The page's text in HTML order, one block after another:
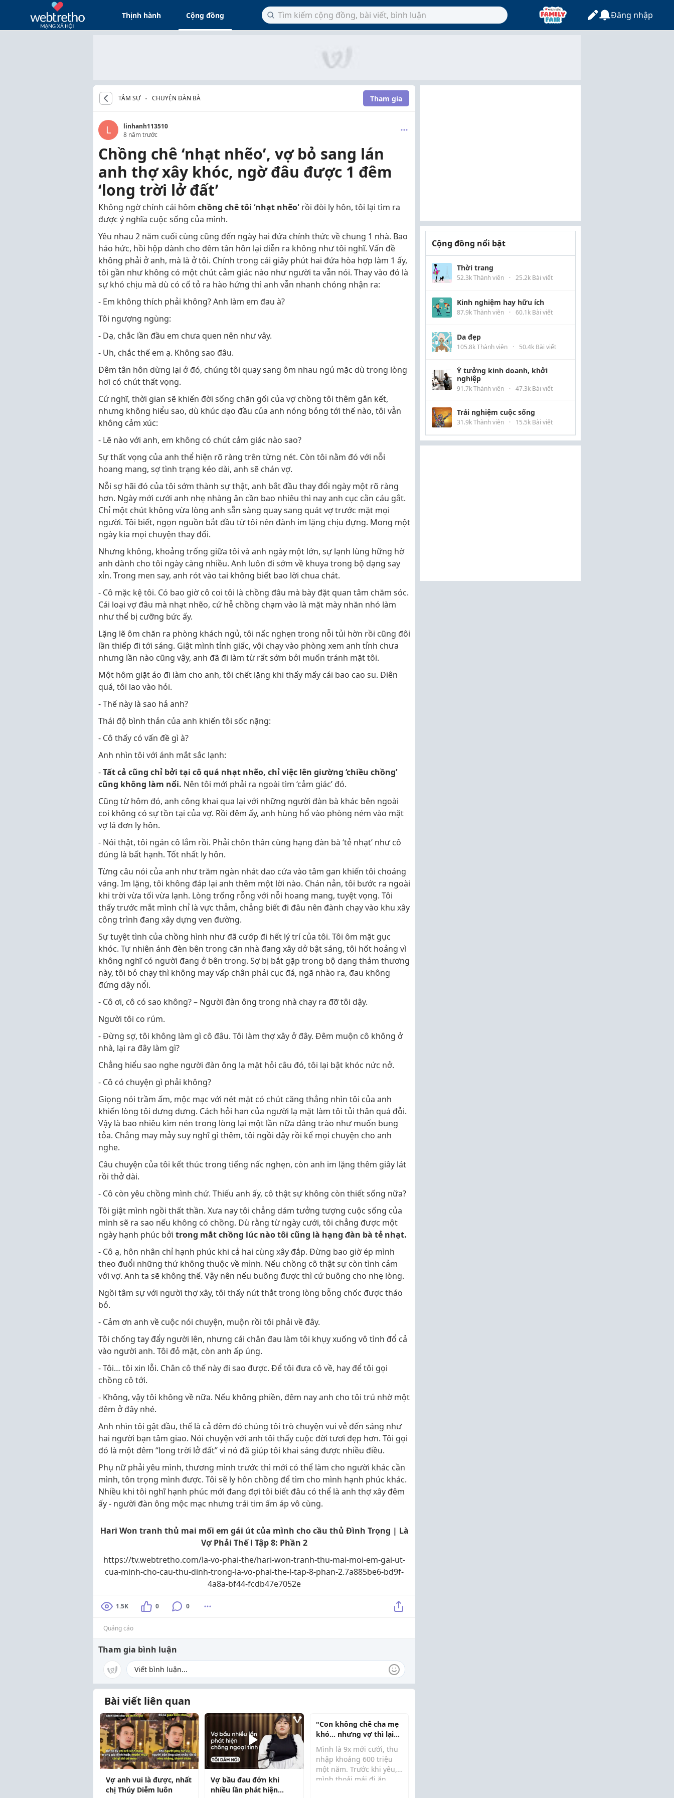
Thịnh hành Cộng đồng Đăng nhập
TÂM SỰ CHUYỆN ĐÀN BÀ Tham gia
L
linhanh113510
8 năm trước
Chồng chê ‘nhạt nhẽo’, vợ bỏ sang lán
anh thợ xây khóc, ngờ đâu được 1 đêm
‘long trời lở đất’
Không ngờ chính cái hôm chồng chê tôi ‘nhạt nhẽo' rồi đòi ly hôn, tôi lại tìm ra
được ý nghĩa cuộc sống của mình.
Yêu nhau 2 năm cuối cùng cũng đến ngày hai đứa chính thức về chung 1 nhà. Bao
háo hức, hồi hộp dành cho đêm tân hôn lại diễn ra không như tôi nghĩ. Vấn đề
không phải ở anh, mà là ở tôi. Chính trong cái giây phút hai đứa hòa hợp làm 1 ấy,
tôi gần như không có một chút cảm giác nào như người ta vẫn nói. Thay vào đó là
sự khó chịu mà dù có cố tỏ ra hào hứng thì anh vẫn nhanh chóng nhận ra:
- Em không thích phải không? Anh làm em đau à?
Tôi ngượng ngùng:
- Dạ, chắc lần đầu em chưa quen nên như vây.
- Uh, chắc thế em ạ. Không sao đâu.
Đêm tân hôn dừng lại ở đó, chúng tôi quay sang ôm nhau ngủ mặc dù trong lòng
hơi có chút thất vọng.
Cứ nghĩ, thời gian sẽ khiến đời sống chăn gối của vợ chồng tôi thêm gắn kết,
nhưng không hiểu sao, dù khúc dạo đầu của anh nóng bỏng tới thế nào, tôi vẫn
không cảm xúc:
- Lẽ nào với anh, em không có chút cảm giác nào sao?
Sự thất vọng của anh thể hiện rõ ràng trên từng nét. Còn tôi nằm đó với nỗi
hoang mang, sợ tình trạng kéo dài, anh sẽ chán vợ.
Nỗi sợ hãi đó của tôi sớm thành sự thật, anh bắt đầu thay đổi ngày một rõ ràng
hơn. Ngày mới cưới anh nhẹ nhàng ân cần bao nhiêu thì nay anh cục cằn cáu gắt.
Chỉ một chút không vừa lòng anh sẵn sàng quay sang quát vợ trước mặt mọi
người. Tôi biết, ngọn nguồn bắt đầu từ tôi nên đành im lặng chịu đựng. Mong một
ngày kia mọi chuyện thay đổi.
Nhưng không, khoảng trống giữa tôi và anh ngày một lớn, sự lạnh lùng hững hờ
anh dành cho tôi ngày càng nhiều. Anh luôn đi sớm về khuya trong bộ dạng say
xỉn. Trong men say, anh rót vào tai không biết bao lời chua chát.
- Cô mặc kệ tôi. Có bao giờ cô coi tôi là chồng đâu mà bày đặt quan tâm chăm sóc.
Cái loại vợ đâu mà nhạt nhẽo, cứ hễ chồng chạm vào là mặt mày nhăn nhó làm
như thể bị cưỡng bức ấy.
Lặng lẽ ôm chăn ra phòng khách ngủ, tôi nấc nghẹn trong nỗi tủi hờn rồi cũng đôi
lần thiếp đi tới sáng. Giật mình tỉnh giấc, vội chạy vào phòng xem anh tỉnh chưa
nhưng lần nào cũng vậy, anh đã đi làm từ rất sớm bởi muốn tránh mặt tôi.
Một hôm giặt áo đi làm cho anh, tôi chết lặng khi thấy mấy cái bao cao su. Điên
quá, tôi lao vào hỏi.
- Thế này là sao hả anh?
Thái độ bình thản của anh khiến tôi sốc nặng:
- Cô thấy có vấn đề gì à?
Anh nhìn tôi với ánh mắt sắc lạnh:
-Tất cả cũng chỉ bởi tại cô quá nhạt nhẽo, chỉ việc lên giường ‘chiều chồng’
cũng không làm nổi. Nên tôi mới phải ra ngoài tìm ‘cảm giác’ đó.
Cũng từ hôm đó, anh công khai qua lại với những người đàn bà khác bên ngoài
coi không có sự tồn tại của vợ. Rồi đêm ấy, anh hùng hổ vào phòng ném vào mặt
vợ lá đơn ly hôn.
- Nói thật, tôi ngán cô lắm rồi. Phải chôn thân cùng hạng đàn bà ‘tẻ nhạt’ như cô
đúng là bất hạnh. Tốt nhất ly hôn.
Từng câu nói của anh như trăm ngàn nhát dao cứa vào tâm gan khiến tôi choáng
váng. Im lặng, tôi không đáp lại anh thêm một lời nào. Chán nản, tôi bước ra ngoài
khi trời vừa tối vừa lạnh. Lòng trống rỗng với nỗi hoang mang, tuyệt vọng. Tôi
thấy trước mắt mình chỉ là vực thẳm, chẳng biết đi đâu nên đành chạy vào khu xây
công trình đang xây dựng ven đường.
Sự tuyệt tình của chồng hình như đã cướp đi hết lý trí của tôi. Tôi ôm mặt gục
khóc. Tự nhiên ánh đèn bên trong căn nhà đang xây dở bật sáng, tôi hốt hoảng vì
không nghĩ có người đang ở bên trong. Sợ bị bắt gặp trong bộ dạng thảm thương
này, tôi bỏ chạy thì không may vấp chân phải cục đá, ngã nhào ra, đau không
đứng dậy nổi.
- Cô ơi, cô có sao không? – Người đàn ông trong nhà chạy ra đỡ tôi dậy.
Người tôi co rúm.
- Đừng sợ, tôi không làm gì cô đâu. Tôi làm thợ xây ở đây. Đêm muộn cô không ở
nhà, lại ra đây làm gì?
Chẳng hiểu sao nghe người đàn ông lạ mặt hỏi câu đó, tôi lại bật khóc nức nở.
- Cô có chuyện gì phải không?
Giọng nói trầm ấm, mộc mạc với nét mặt có chút căng thẳng nhìn tôi của anh
khiến lòng tôi dưng dưng. Cách hỏi han của người lạ mặt làm tôi tủi thân quá đỗi.
Vậy là bao nhiêu kìm nén trong lòng lại một lần nữa dâng trào như muốn bung
tỏa. Chẳng may mảy suy nghĩ gì thêm, tôi ngồi dậy rồi kể mọi chuyện cho anh
nghe.
Câu chuyện của tôi kết thúc trong tiếng nấc nghẹn, còn anh im lặng thêm giây lát
rồi thở dài.
- Cô còn yêu chồng mình chứ. Thiếu anh ấy, cô thật sự không còn thiết sống nữa?
Tôi giật mình ngồi thất thần. Xưa nay tôi chẳng dám tưởng tượng cuộc sống của
mình sẽ ra sao nếu không có chồng. Dù rằng từ ngày cưới, tôi chẳng được một
ngày hạnh phúc bởi trong mắt chồng lúc nào tôi cũng là hạng đàn bà tẻ nhạt.
- Cô ạ, hôn nhân chỉ hạnh phúc khi cả hai cùng xây đắp. Đừng bao giờ ép mình
theo đuổi những thứ không thuộc về mình. Nếu chồng cô thật sự còn tình cảm
với vợ. Anh ta sẽ không thế. Vậy nên nếu buông được thì cứ buông cho nhẹ lòng.
Ngồi tâm sự với người thợ xây, tôi thấy nút thắt trong lòng bỗng chốc được tháo
bỏ.
- Cảm ơn anh về cuộc nói chuyện, muộn rồi tôi phải về đây.
Tôi chống tay đẩy người lên, nhưng cái chân đau làm tôi khụy xuống vô tình đổ cả
vào người anh. Tôi đỏ mặt, còn anh ấp úng.
- Tôi… tôi xin lỗi. Chân cô thế này đi sao được. Để tôi đưa cô về, hay để tôi gọi
chồng cô tới.
- Không, vậy tôi không về nữa. Nếu không phiền, đêm nay anh cho tôi trú nhờ một
đêm ở đây nhé.
Anh nhìn tôi gật đầu, thế là cả đêm đó chúng tôi trò chuyện vui vẻ đến sáng như
hai người bạn tâm giao. Nói chuyện với anh tôi thấy cuộc đời tươi đẹp hơn. Tôi gọi
đó là một đêm “long trời lở đất” vì nó đã giúp tôi khai sáng được nhiều điều.
Phụ nữ phải yêu mình, thương mình trước thì mới có thể làm cho người khác cần
mình, tôn trọng mình được. Tôi sẽ ly hôn chồng để tìm cho mình hạnh phúc khác.
Nhiều khi tôi nghĩ hạnh phúc mới đang đợi tôi biết đâu có thể là anh thợ xây đêm
ấy - người đàn ông mộc mạc nhưng trái tim ấm áp vô cùng.
Hari Won tranh thủ mai mối em gái út của mình cho cầu thủ Đình Trọng | Là
Vợ Phải Thế l Tập 8: Phần 2
https://tv.webtretho.com/la-vo-phai-the/hari-won-tranh-thu-mai-moi-em-gai-ut-
cua-minh-cho-cau-thu-dinh-trong-la-vo-phai-the-l-tap-8-phan-2.7a885be6-bd9f-
4a8a-bf44-fcdb47e7052e
1.5K 0 0
Quảng cáo
Tham gia bình luận
Bài viết liên quan
Vợ anh vui là được, nhất
chị Thúy Diễm luôn
Vợ bầu đau đớn khi
nhiều lần phát hiện
"Con không chê cha mẹ
khó... nhưng vợ thì lại
chê chồng nghèo?"
Mình là 9x mới cưới, thu
nhập khoảng 600 triệu
một năm. Trước khi yêu,
mình thoải mái đi ăn
Cộng đồng nổi bật
Thời trang
52.3k Thành viên · 25.2k Bài viết
Kinh nghiệm hay hữu ích
87.9k Thành viên · 60.1k Bài viết
Da đẹp
105.8k Thành viên · 50.4k Bài viết
Ý tưởng kinh doanh, khởi
nghiệp
91.7k Thành viên · 47.3k Bài viết
Trải nghiệm cuộc sống
31.9k Thành viên · 15.5k Bài viết